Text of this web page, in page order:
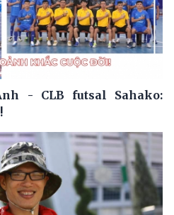
- CLB futsal Sahako: